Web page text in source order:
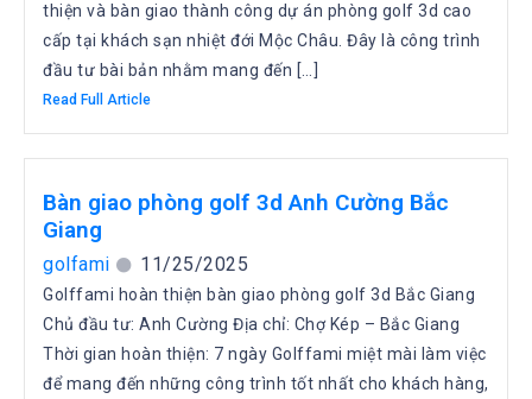
thiện và bàn giao thành công dự án phòng golf 3d cao
cấp tại khách sạn nhiệt đới Mộc Châu. Đây là công trình
đầu tư bài bản nhằm mang đến […]
Read Full Article
Bàn giao phòng golf 3d Anh Cường Bắc
Giang
golfami 11/25/2025
Golffami hoàn thiện bàn giao phòng golf 3d Bắc Giang
Chủ đầu tư: Anh Cường Địa chỉ: Chợ Kép – Bắc Giang
Thời gian hoàn thiện: 7 ngày Golffami miệt mài làm việc
để mang đến những công trình tốt nhất cho khách hàng,